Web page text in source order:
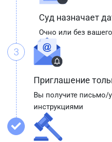
Суд назначает
Очно или без
3
Приглашение
Вы получите письмо/
инструкциями